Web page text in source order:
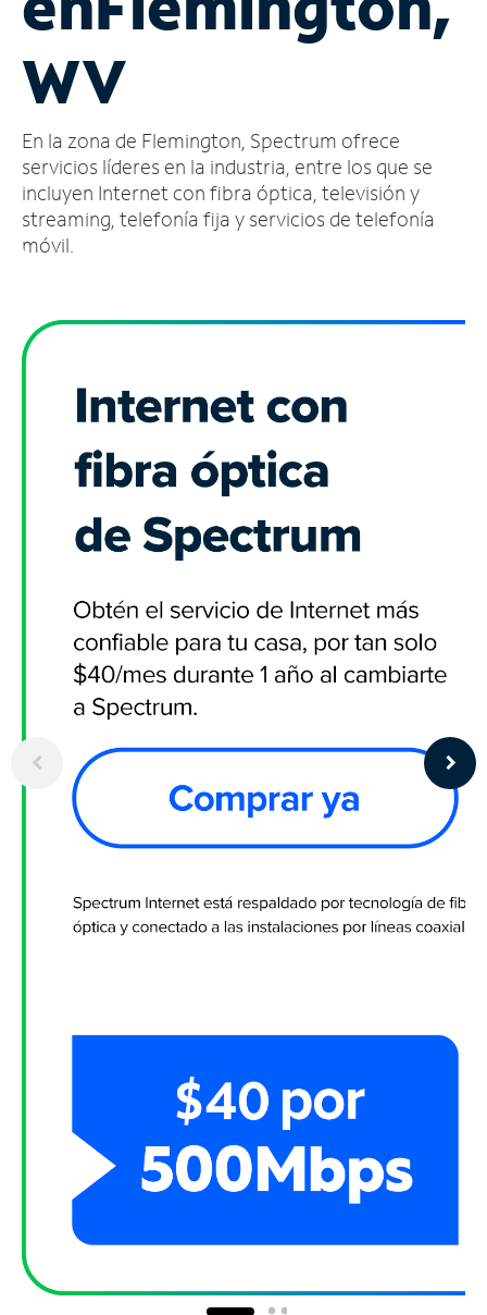
cuenta
Encuentra
tienda
WV
En la zona de Flemington, Spectrum ofrece
servicios líderes en la industria, entre los que se
incluyen Internet con fibra óptica, televisión y
streaming, telefonía fija y servicios de telefonía
móvil.